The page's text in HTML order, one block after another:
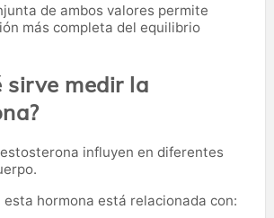
de ambos valores permite
más completa del equilibrio
sirve medir la
influyen en diferentes
esta hormona está relacionada con: